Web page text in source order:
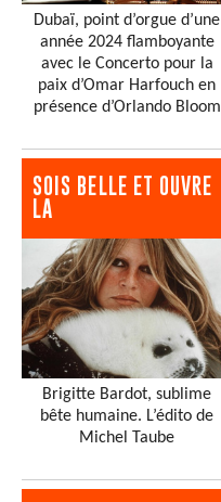
Dubaï, point d’orgue d’une
année 2024 flamboyante
avec le Concerto pour la
paix d’Omar Harfouch en
présence d’Orlando Bloom
SOIS BELLE ET OUVRE
LA
Brigitte Bardot, sublime
bête humaine. L’édito de
Michel Taube